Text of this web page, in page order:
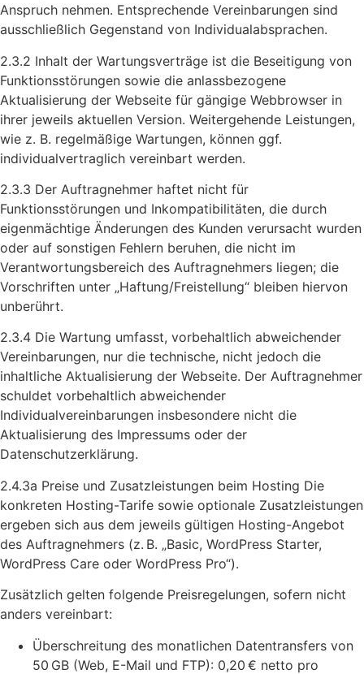
Anspruch nehmen. Entsprechende Vereinbarungen sind
ausschließlich Gegenstand von Individualabsprachen.
2.3.2 Inhalt der Wartungsverträge ist die Beseitigung von
Funktionsstörungen sowie die anlassbezogene
Aktualisierung der Webseite für gängige Webbrowser in
ihrer jeweils aktuellen Version. Weitergehende Leistungen,
wie z. B. regelmäßige Wartungen, können ggf.
individualvertraglich vereinbart werden.
2.3.3 Der Auftragnehmer haftet nicht für
Funktionsstörungen und Inkompatibilitäten, die durch
eigenmächtige Änderungen des Kunden verursacht wurden
oder auf sonstigen Fehlern beruhen, die nicht im
Verantwortungsbereich des Auftragnehmers liegen; die
Vorschriften unter „Haftung/Freistellung“ bleiben hiervon
unberührt.
2.3.4 Die Wartung umfasst, vorbehaltlich abweichender
Vereinbarungen, nur die technische, nicht jedoch die
inhaltliche Aktualisierung der Webseite. Der Auftragnehmer
schuldet vorbehaltlich abweichender
Individualvereinbarungen insbesondere nicht die
Aktualisierung des Impressums oder der
Datenschutzerklärung.
2.4.3a Preise und Zusatzleistungen beim Hosting Die
konkreten Hosting-Tarife sowie optionale Zusatzleistungen
ergeben sich aus dem jeweils gültigen Hosting-Angebot
des Auftragnehmers (z. B. „Basic, WordPress Starter,
WordPress Care oder WordPress Pro“).
Zusätzlich gelten folgende Preisregelungen, sofern nicht
anders vereinbart:
Überschreitung des monatlichen Datentransfers von
50 GB (Web, E-Mail und FTP): 0,20 € netto pro